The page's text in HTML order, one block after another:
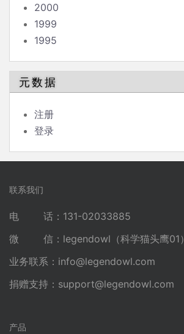
2000
1999
1995
元数据
注册
登录
联系我们
电 话：131-02033885
微 信：legendowl（科学猫头鹰01）
业务联系： info@legendowl.com
捐赠支持： support@legendowl.com
产品